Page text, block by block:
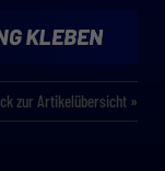
zur Artikelübersicht »